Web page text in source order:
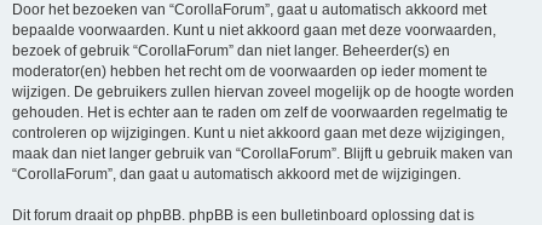
Door het bezoeken van “CorollaForum”, gaat u automatisch akkoord met
bepaalde voorwaarden. Kunt u niet akkoord gaan met deze voorwaarden,
bezoek of gebruik “CorollaForum” dan niet langer. Beheerder(s) en
moderator(en) hebben het recht om de voorwaarden op ieder moment te
wijzigen. De gebruikers zullen hiervan zoveel mogelijk op de hoogte worden
gehouden. Het is echter aan te raden om zelf de voorwaarden regelmatig te
controleren op wijzigingen. Kunt u niet akkoord gaan met deze wijzigingen,
maak dan niet langer gebruik van “CorollaForum”. Blijft u gebruik maken van
“CorollaForum”, dan gaat u automatisch akkoord met de wijzigingen.
Dit forum draait op phpBB. phpBB is een bulletinboard oplossing dat is